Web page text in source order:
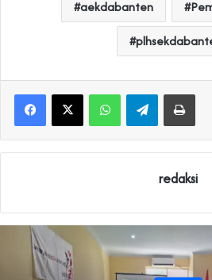
aekdabanten
WhatsAppTelegramPrint
redaksi